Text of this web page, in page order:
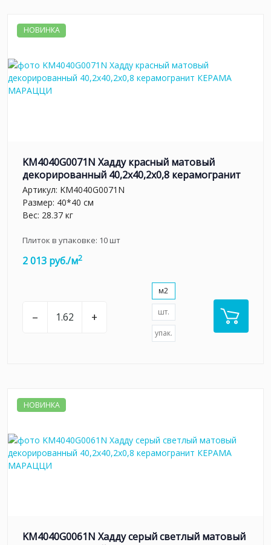
НОВИНКА
KM4040G0071N Хадду красный матовый
декорированный 40,2x40,2x0,8 керамогранит
Артикул: KM4040G0071N
Размер: 40*40 см
Вес: 28.37 кг
Плиток в упаковке: 10шт
2 013 руб./м2
– +
м2
шт.
упак.
НОВИНКА
KM4040G0061N Хадду серый светлый матовый